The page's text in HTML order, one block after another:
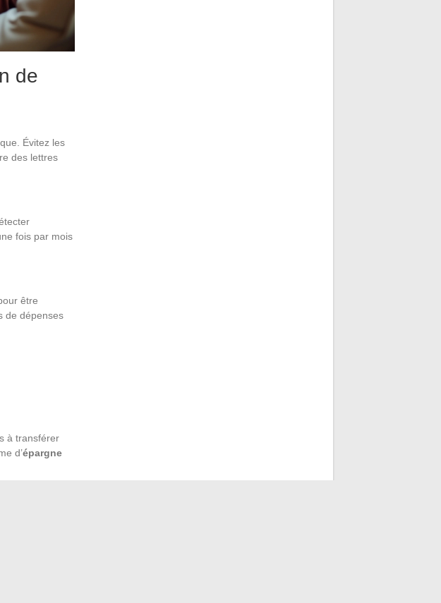
de
Évitez les
des lettres
fois par mois
être
de dépenses
à transférer
d’épargne